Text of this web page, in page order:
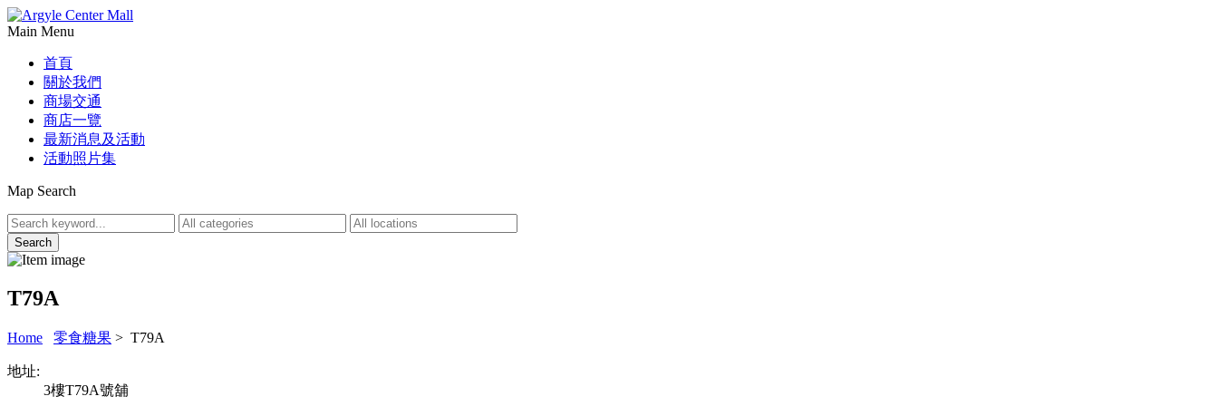
Main Menu
首頁
關於我們
商場交通
商店一覽
最新消息及活動
活動照片集
Map Search
T79A
Home 零食糖果 > T79A
地址:
3樓T79A號舖